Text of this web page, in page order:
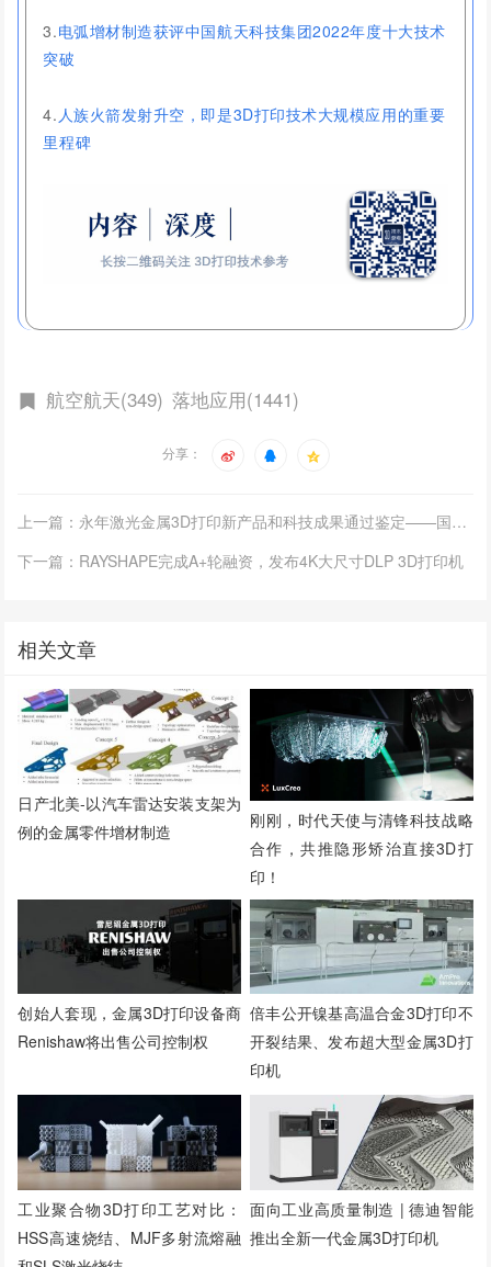
3.电弧增材制造获评中国航天科技集团2022年度十大技术
突破
4. 人族火箭发射升空，即是3D打印技术大规模应用的重要
里程碑
航空航天(349) 落地应用(1441)
分享：
上一篇：永年激光金属3D打印新产品和科技成果通过鉴定——国内领先、国际先进
下一篇：RAYSHAPE完成A+轮融资，发布4K大尺寸DLP 3D打印机
相关文章
日产北美-以汽车雷达安装支架为
例的金属零件增材制造
刚刚，时代天使与清锋科技战略
合作，共推隐形矫治直接3D打
印！
创始人套现，金属3D打印设备商
Renishaw将出售公司控制权
倍丰公开镍基高温合金3D打印不
开裂结果、发布超大型金属3D打
印机
工业聚合物3D打印工艺对比：
HSS高速烧结、MJF多射流熔融
面向工业高质量制造 | 德迪智能
推出全新一代金属3D打印机